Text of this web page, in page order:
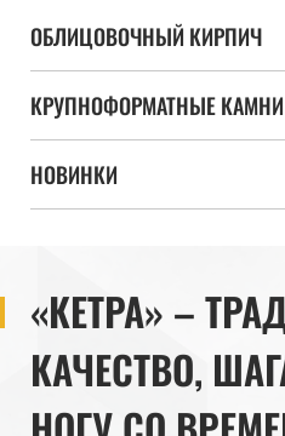
ОБЛИЦОВОЧНЫЙ КИРПИЧ
КРУПНОФОРМАТНЫЕ КАМНИ
НОВИНКИ
«КЕТРА» –
КАЧЕСТВО,